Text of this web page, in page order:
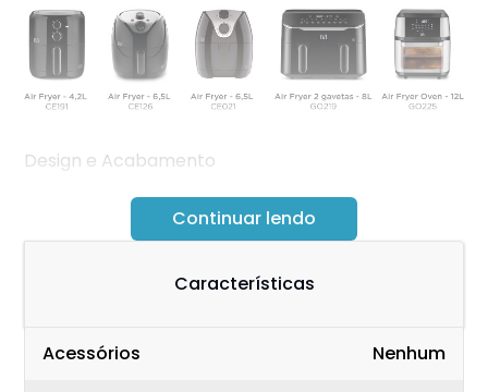
Design e Acabamento
A unidade é quase inteira preta com plástico
lustroso na frente e laterais. As junções das peças
plástico. Na frente tem um detalhe cromado
bom, parece um material poroso.
Continuar lendo
Características
Acessórios Nenhum